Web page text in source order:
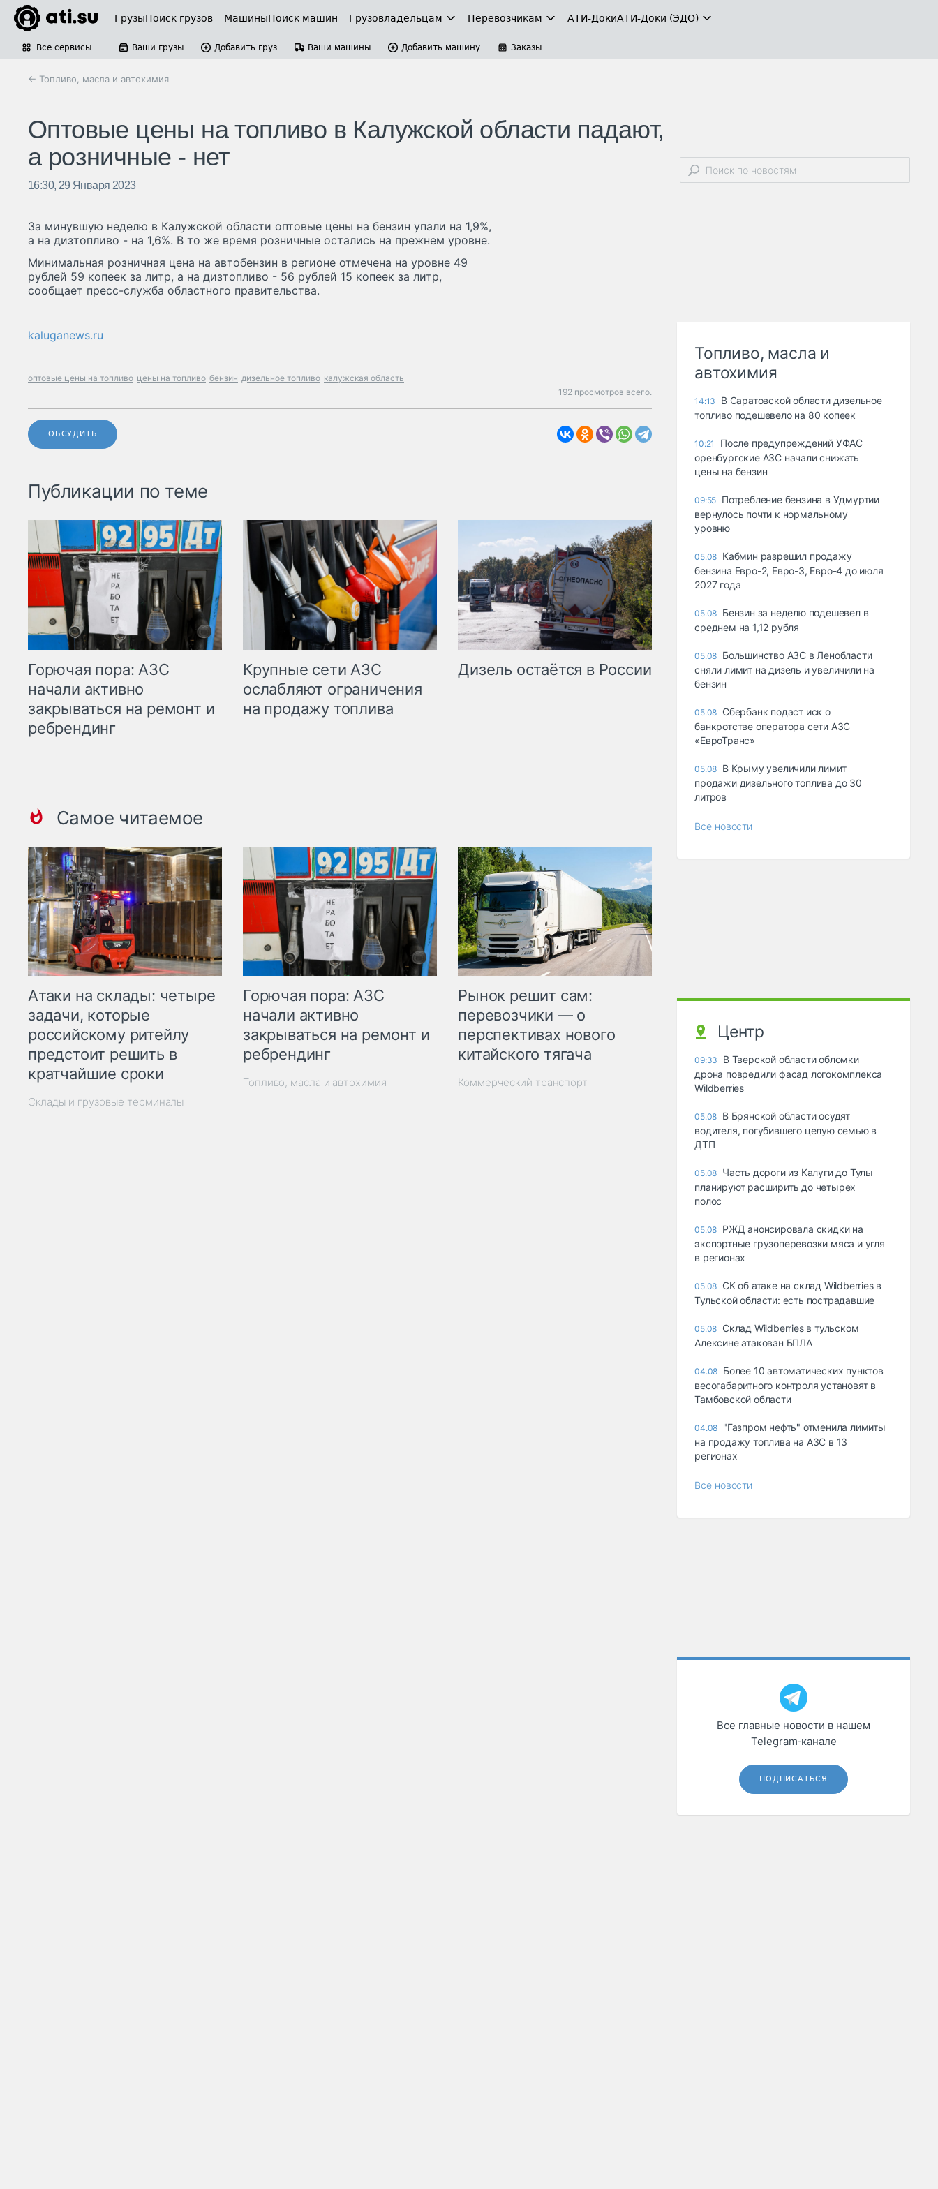
ГрузыПоиск грузов МашиныПоиск машин Грузовладельцам Перевозчикам АТИ-ДокиАТИ-Доки (ЭДО)
Все сервисы Ваши грузы Добавить груз Ваши машины Добавить машину Заказы
← Топливо, масла и автохимия
Оптовые цены на топливо в Калужской области падают,
а розничные - нет
16:30, 29 Января 2023
За минувшую неделю в Калужской области оптовые цены на бензин упали на 1,9%,
а на дизтопливо - на 1,6%. В то же время розничные остались на прежнем уровне.
Минимальная розничная цена на автобензин в регионе отмечена на уровне 49
рублей 59 копеек за литр, а на дизтопливо - 56 рублей 15 копеек за литр,
сообщает пресс-служба областного правительства.
kaluganews.ru
оптовые цены на топливо цены на топливо бензин дизельное топливо калужская область
192 просмотров всего.
ОБСУДИТЬ
Публикации по теме
Горючая пора: АЗС
начали активно
закрываться на ремонт и
ребрендинг
Крупные сети АЗС
ослабляют ограничения
на продажу топлива
Дизель остаётся в России
Самое читаемое
Атаки на склады: четыре
задачи, которые
российскому ритейлу
предстоит решить в
кратчайшие сроки
Склады и грузовые терминалы
Горючая пора: АЗС
начали активно
закрываться на ремонт и
ребрендинг
Топливо, масла и автохимия
Рынок решит сам:
перевозчики — о
перспективах нового
китайского тягача
Коммерческий транспорт
Топливо, масла и
автохимия
14:13
В Саратовской области дизельное
топливо подешевело на 80 копеек
10:21
После предупреждений УФАС
оренбургские АЗС начали снижать
цены на бензин
09:55 Потребление бензина в Удмуртии
вернулось почти к нормальному
уровню
05.08 Кабмин разрешил продажу
бензина Евро-2, Евро-3, Евро-4 до июля
2027 года
05.08 Бензин за неделю подешевел в
среднем на 1,12 рубля
05.08 Большинство АЗС в Ленобласти
сняли лимит на дизель и увеличили на
бензин
05.08 Сбербанк подаст иск о
банкротстве оператора сети АЗС
«ЕвроТранс»
05.08 В Крыму увеличили лимит
продажи дизельного топлива до 30
литров
Все новости
Центр
09:33
В Тверской области обломки
дрона повредили фасад логокомплекса
Wildberries
05.08 В Брянской области осудят
водителя, погубившего целую семью в
ДТП
05.08 Часть дороги из Калуги до Тулы
планируют расширить до четырех
полос
05.08 РЖД анонсировала скидки на
экспортные грузоперевозки мяса и угля
в регионах
05.08 СК об атаке на склад Wildberries в
Тульской области: есть пострадавшие
05.08 Склад Wildberries в тульском
Алексине атакован БПЛА
04.08 Более 10 автоматических пунктов
весогабаритного контроля установят в
Тамбовской области
04.08 "Газпром нефть" отменила лимиты
на продажу топлива на АЗС в 13
регионах
Все новости
Все главные новости в нашем
Telegram‑канале
ПОДПИСАТЬСЯ